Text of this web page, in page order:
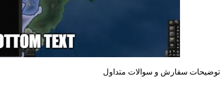
توضیحات سفارش و سوالات متداول